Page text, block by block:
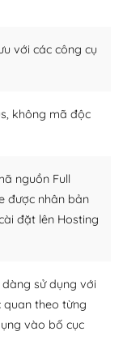
hỗ trợ
viên và những
và tìm
giúp bạn trả
hỗ trợ bạn
vào
cần thiết. Có
với các công cụ
không mã độc
nguồn Full
được nhân bản
đặt lên Hosting
sử dụng với
theo từng
vào bố cục